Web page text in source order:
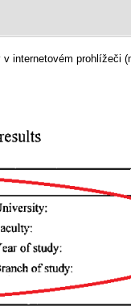
internetovém prohlížeči